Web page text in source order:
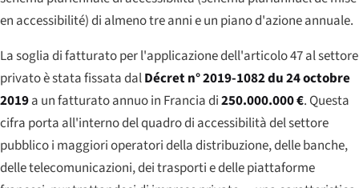
en accessibilité) di almeno tre anni e un piano d'azione annuale.
La soglia di fatturato per l'applicazione dell'articolo 47 al settore
privato è stata fissata dalDécret n° 2019-1082 du 24 octobre
2019a un fatturato annuo in Francia di250.000.000 €. Questa
cifra porta all'interno del quadro di accessibilità del settore
pubblico i maggiori operatori della distribuzione, delle banche,
delle telecomunicazioni, dei trasporti e delle piattaforme